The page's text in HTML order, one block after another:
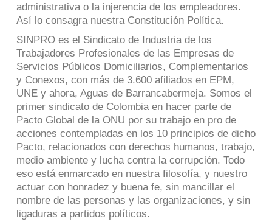
administrativa o la injerencia de los empleadores.
Así lo consagra nuestra Constitución Política.
SINPRO es el Sindicato de Industria de los
Trabajadores Profesionales de las Empresas de
Servicios Públicos Domiciliarios, Complementarios
y Conexos, con más de 3.600 afiliados en EPM,
UNE y ahora, Aguas de Barrancabermeja. Somos el
primer sindicato de Colombia en hacer parte de
Pacto Global de la ONU por su trabajo en pro de
acciones contempladas en los 10 principios de dicho
Pacto, relacionados con derechos humanos, trabajo,
medio ambiente y lucha contra la corrupción. Todo
eso está enmarcado en nuestra filosofía, y nuestro
actuar con honradez y buena fe, sin mancillar el
nombre de las personas y las organizaciones, y sin
ligaduras a partidos políticos.